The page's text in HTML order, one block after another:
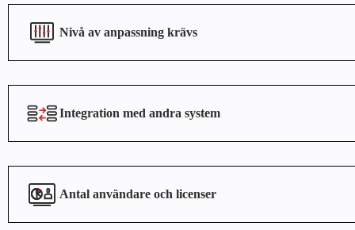
Nivå av anpassning krävs
Integration med andra system
Antal användare och licenser